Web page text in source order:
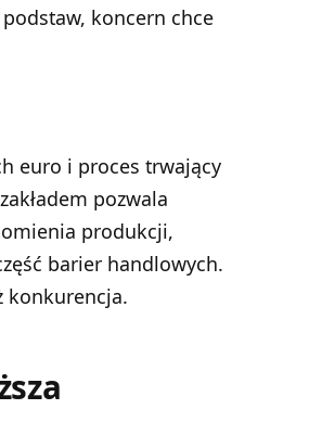
koncern chce
euro i proces trwający
pozwala
produkcji,
barier handlowych.
konkurencja.